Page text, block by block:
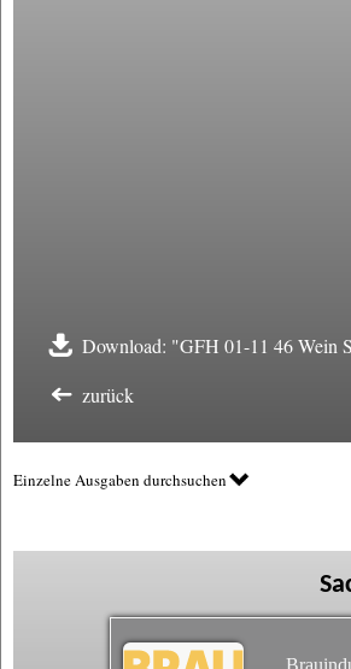
Download: "GFH 01-11 46 Wein
zurück
Einzelne Ausgaben durchsuchen